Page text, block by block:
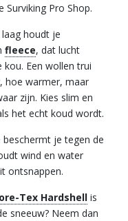
Surviking Pro Shop.
houdt je
fleece, dat lucht
Een wollen trui
hoe warmer, maar
zijn. Kies slim en
het echt koud wordt.
beschermt je tegen de
wind en water
ontsnappen.
Tex Hardshell is
sneeuw? Neem dan